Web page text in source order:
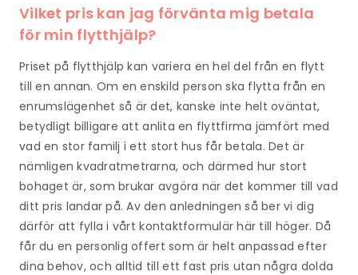
Vilket pris kan jag förvänta mig betala
för min flytthjälp?
Priset på flytthjälp kan variera en hel del från en flytt
till en annan. Om en enskild person ska flytta från en
enrumslägenhet så är det, kanske inte helt oväntat,
betydligt billigare att anlita en flyttfirma jämfört med
vad en stor familj i ett stort hus får betala. Det är
nämligen kvadratmetrarna, och därmed hur stort
bohaget är, som brukar avgöra när det kommer till vad
ditt pris landar på. Av den anledningen så ber vi dig
därför att fylla i vårt kontaktformulär här till höger. Då
får du en personlig offert som är helt anpassad efter
dina behov, och alltid till ett fast pris utan några dolda